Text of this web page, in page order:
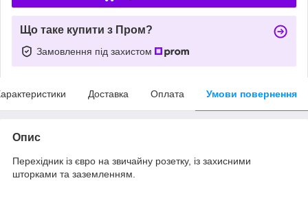
Що таке купити з Пром?
Замовлення під захистом
Доставка Оплата Умови повернення
Опис
Перехідник із євро на звичайну розетку, із захисними
шторками та заземленням.